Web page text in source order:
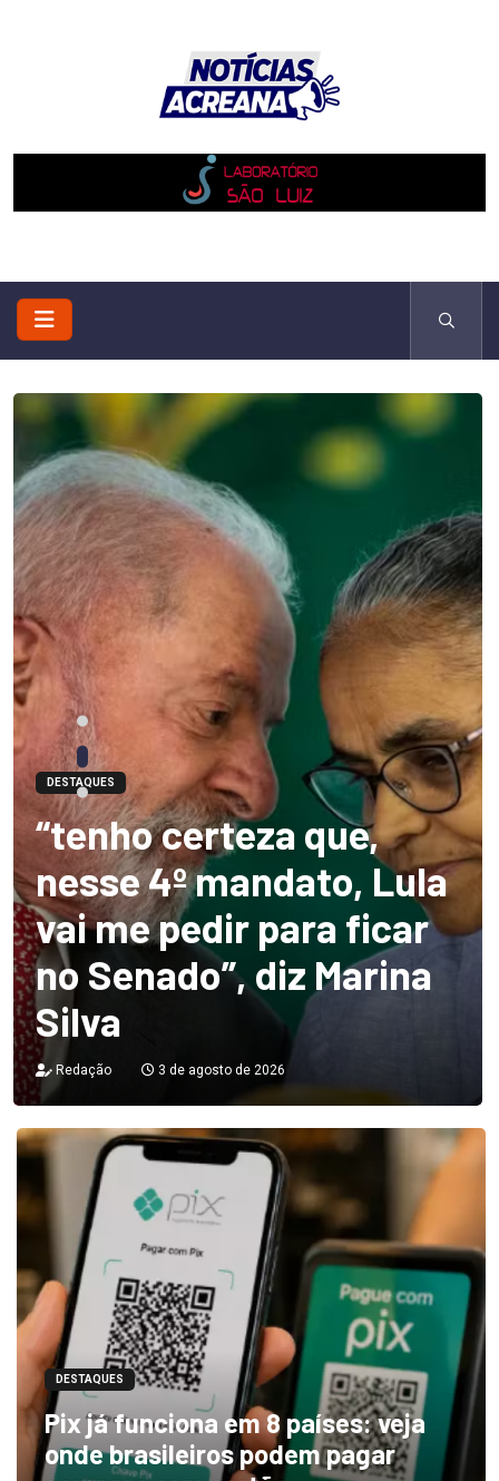
DESTAQUES
“tenho certeza que,
nesse 4º mandato, Lula
vai me pedir para ficar
no Senado”, diz Marina
Silva
Redação 3 de agosto de 2026
DESTAQUES
Pix já funciona em 8 países: veja
onde brasileiros podem pagar